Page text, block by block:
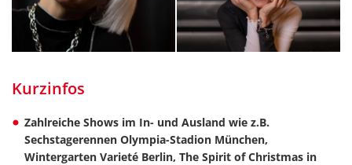
Kurzinfos
Zahlreiche Shows im In- und Ausland wie z.B.
Sechstagerennen Olympia-Stadion München,
Wintergarten Varieté Berlin, The Spirit of Christmas in